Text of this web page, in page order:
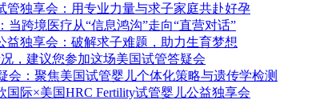
管独享会：用专业力量与求子家庭共赴好孕
当跨境医疗从“信息鸿沟”走向“直营对话”
益独享会：破解求子难题，助力生育梦想
，建议您参加这场美国试管答疑会
会：聚焦美国试管婴儿个体化策略与遗传学检测
国际×美国HRC Fertility试管婴儿公益独享会